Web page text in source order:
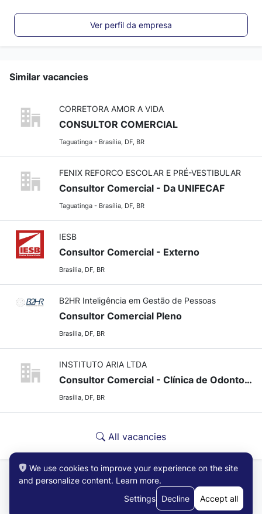
Ver perfil da empresa
Similar vacancies
CORRETORA AMOR A VIDA
CONSULTOR COMERCIAL
Taguatinga - Brasília, DF, BR
FENIX REFORCO ESCOLAR E PRÉ-VESTIBULAR
Consultor Comercial - Da UNIFECAF
Taguatinga - Brasília, DF, BR
IESB
Consultor Comercial - Externo
Brasília, DF, BR
B2HR Inteligência em Gestão de Pessoas
Consultor Comercial Pleno
Brasília, DF, BR
INSTITUTO ARIA LTDA
Consultor Comercial - Clínica de Odontologia
Brasília, DF, BR
All vacancies
We use cookies to improve your experience on the site
and personalize content. Learn more.
Settings
Decline Accept all